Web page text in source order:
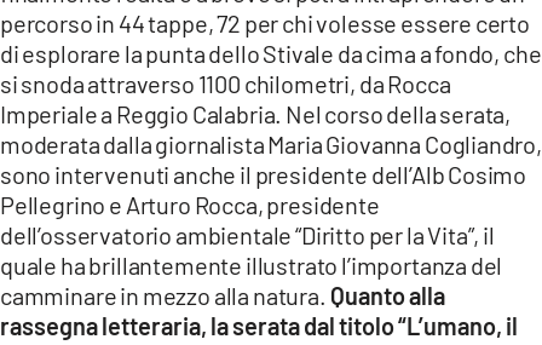
ANDROID
APPLE
percorso in 44 tappe, 72 per chi volesse essere certo
di esplorare la punta dello Stivale da cima a fondo, che
si snoda attraverso 1100 chilometri, da Rocca
Imperiale a Reggio Calabria. Nel corso della serata,
moderata dalla giornalista Maria Giovanna Cogliandro,
sono intervenuti anche il presidente dell’Alb Cosimo
Pellegrino e Arturo Rocca, presidente
dell’osservatorio ambientale “Diritto per la Vita”, il
quale ha brillantemente illustrato l’importanza del
camminare in mezzo alla natura. Quanto alla
rassegna letteraria, la serata dal titolo “L’umano, il